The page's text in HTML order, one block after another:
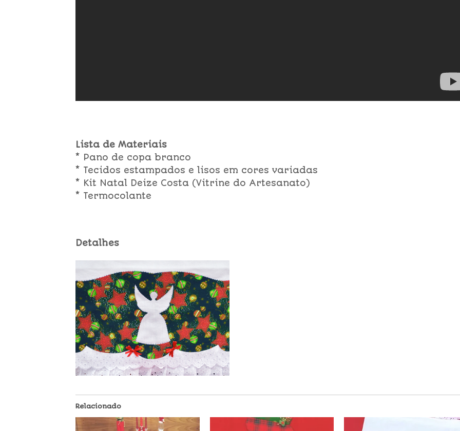
Lista de Materiais
* Pano de copa branco
* Tecidos estampados e lisos em cores variadas
* Kit Natal Deize Costa (Vitrine do Artesanato)
* Termocolante
Detalhes
Relacionado